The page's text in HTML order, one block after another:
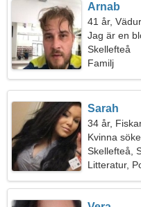
Arnab
41 år,
Jag är en
kvinna
Skellefteå
Familj
Sarah
34 år,
Kvinna
Skellefteå,
Litteratur,